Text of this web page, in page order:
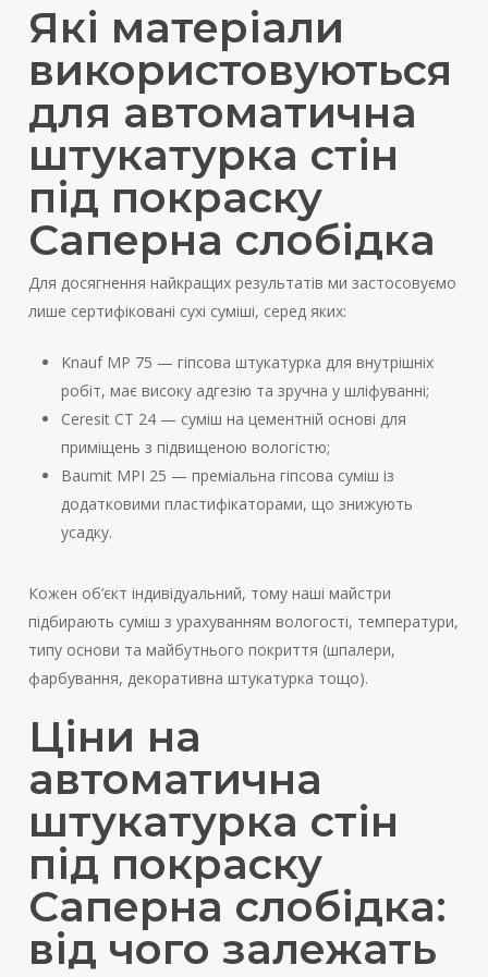
Які матеріали
використовуються
для автоматична
штукатурка стін
під покраску
Саперна слобідка
Для досягнення найкращих результатів ми застосовуємо
лише сертифіковані сухі суміші, серед яких:
Knauf MP 75 — гіпсова штукатурка для внутрішніх
робіт, має високу адгезію та зручна у шліфуванні;
Ceresit CT 24 — суміш на цементній основі для
приміщень з підвищеною вологістю;
Baumit MPI 25 — преміальна гіпсова суміш із
додатковими пластифікаторами, що знижують
усадку.
Кожен об’єкт індивідуальний, тому наші майстри
підбирають суміш з урахуванням вологості, температури,
типу основи та майбутнього покриття (шпалери,
фарбування, декоративна штукатурка тощо).
Ціни на
автоматична
штукатурка стін
під покраску
Саперна слобідка:
від чого залежать